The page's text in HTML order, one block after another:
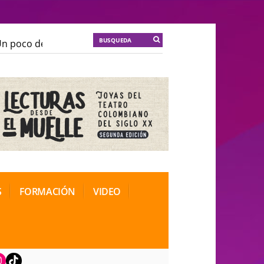
de locura para la cordura
de Teatro Rosa
FORMACIÓN VIDEO
TikTok